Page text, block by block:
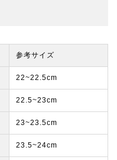
参考サイズ
22~22.5cm
22.5~23cm
23~23.5cm
23.5~24cm